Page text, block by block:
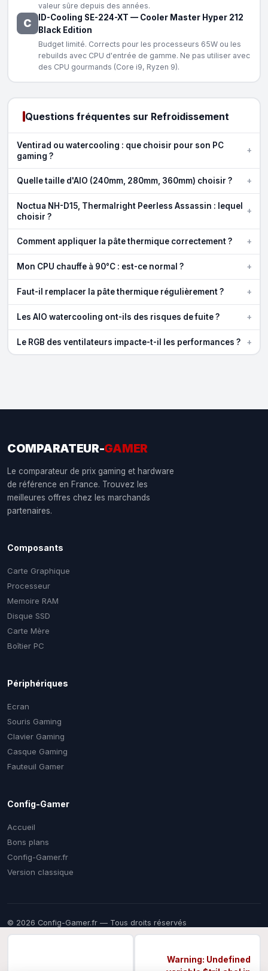
Warning: Undefined
valeur sûre depuis des années.
C ID-Cooling SE-224-XT — Cooler Master Hyper 212
Black Edition
Budget limité. Corrects pour les processeurs 65W ou les
rebuilds avec CPU d'entrée de gamme. Ne pas utiliser avec
des CPU gourmands (Core i9, Ryzen 9).
Questions fréquentes sur Refroidissement
Ventirad ou watercooling : que choisir pour son PC
gaming ?
+
Quelle taille d'AIO (240mm, 280mm, 360mm) choisir ? +
Noctua NH-D15, Thermalright Peerless Assassin : lequel
choisir ?
+
Comment appliquer la pâte thermique correctement ? +
Mon CPU chauffe à 90°C : est-ce normal ? +
Faut-il remplacer la pâte thermique régulièrement ? +
Les AIO watercooling ont-ils des risques de fuite ? +
Le RGB des ventilateurs impacte-t-il les performances ? +
COMPARATEUR-GAMER
Le comparateur de prix gaming et hardware
de référence en France. Trouvez les
meilleures offres chez les marchands
partenaires.
Composants
Carte Graphique
Processeur
Memoire RAM
Disque SSD
Carte Mère
Boîtier PC
Périphériques
Ecran
Souris Gaming
Clavier Gaming
Casque Gaming
Fauteuil Gamer
Config-Gamer
Accueil
Bons plans
Config-Gamer.fr
Version classique
© 2026 Config-Gamer.fr — Tous droits réservés
Prix mis à jour régulièrement. Certains liens sont des liens
commission nous aide à financer ce comparateur gratuit.